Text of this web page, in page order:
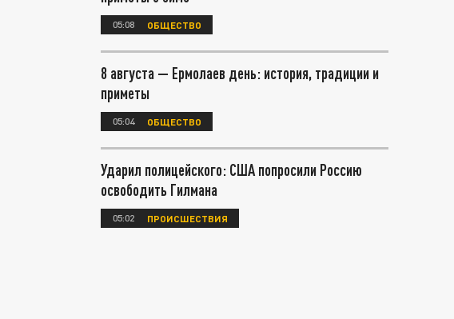
05:08 ОБЩЕСТВО
8 августа — Ермолаев день: история, традиции и
приметы
05:04 ОБЩЕСТВО
Ударил полицейского: США попросили Россию
освободить Гилмана
05:02 ПРОИСШЕСТВИЯ